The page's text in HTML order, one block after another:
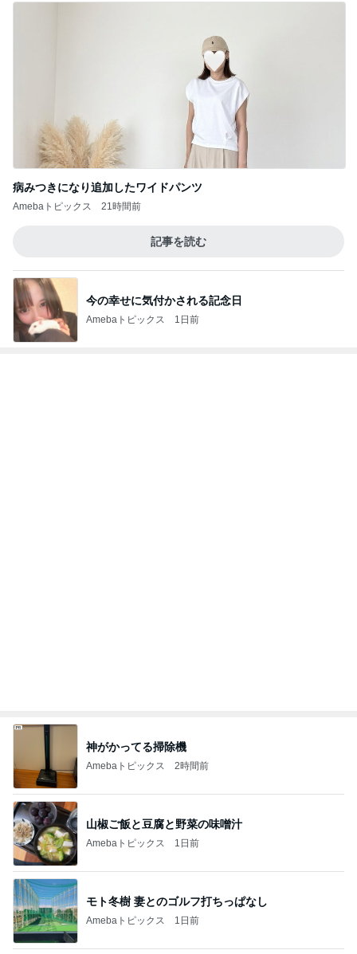
病みつきになり追加したワイドパンツ
Amebaトピックス 21時間前
記事を読む
今の幸せに気付かされる記念日
Amebaトピックス 1日前
精肉屋さんのとんかつとビュッフェ